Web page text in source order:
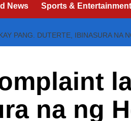
News Sports & Entertainment
PANG. DUTERTE, IBINASURA NA
na ng